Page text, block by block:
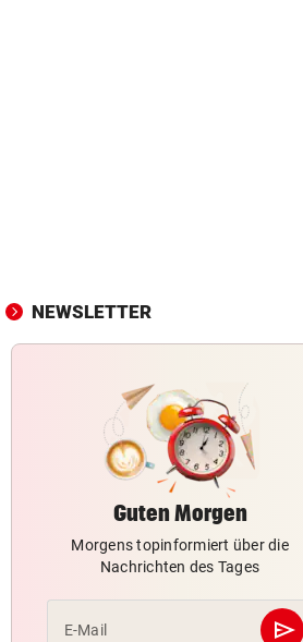
NEWSLETTER
Guten Morgen
Morgens topinformiert über die
Nachrichten des Tages
E-Mail send